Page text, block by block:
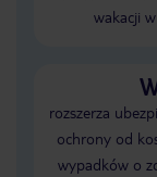
wakacji
rozszerza
ochrony od
wypadków o